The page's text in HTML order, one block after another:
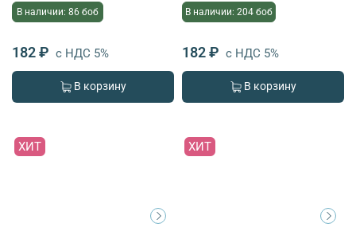
В наличии: 86 боб
182 ₽ с НДС 5%
В корзину
В наличии: 204 боб
182 ₽ с НДС 5%
В корзину
ХИТ ХИТ